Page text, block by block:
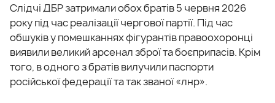
Слідчі ДБР затримали обох братів 5 червня 2026
року під час реалізації чергової партії. Під час
обшуків у помешканнях фігурантів правоохоронці
виявили великий арсенал зброї та боєприпасів. Крім
того, в одного з братів вилучили паспорти
російської федерації та так званої «лнр».